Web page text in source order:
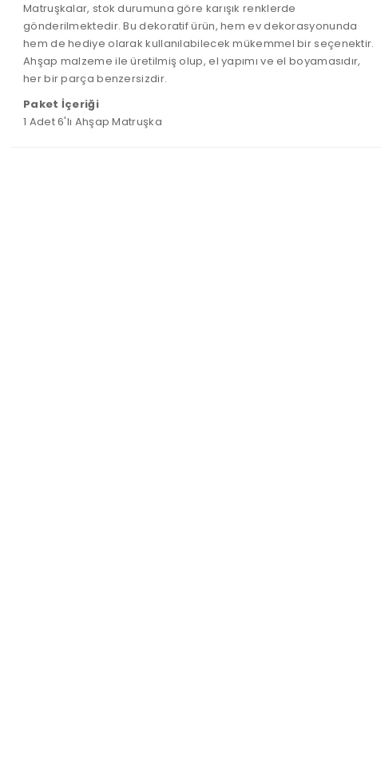
Matruşkalar, stok durumuna göre karışık renklerde
gönderilmektedir. Bu dekoratif ürün, hemev dekorasyonunda
hem dehediye olarak kullanılabilecek mükemmel bir seçenektir.
Ahşap malzeme ile üretilmiş olup,el yapımı ve el boyamasıdır,
her bir parça benzersizdir.
Paket İçeriği
1 Adet 6'lı Ahşap Matruşka